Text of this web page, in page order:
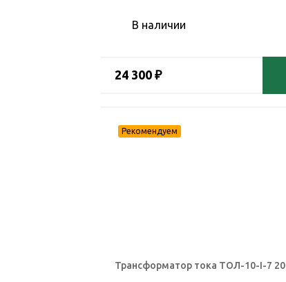
В наличии
24 300 ₽
Трансформатор тока ТОЛ-10-I-7 20